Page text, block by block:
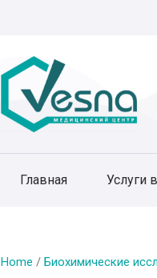
Главная Услуги
Home / Биохимические